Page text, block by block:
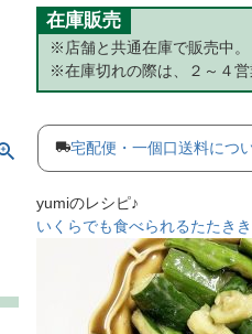
在庫販売
※店舗と共通在庫で販売中。
※在庫切れの際は、２～４営
宅配便・一個口送料につ
yumiのレシピ♪
いくらでも食べられるたたき